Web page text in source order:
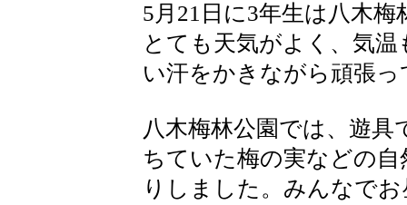
5月21日に3年生は八木
とても天気がよく、気
い汗をかきながら頑張
八木梅林公園では、遊
ちていた梅の実などの
りしました。みんなで